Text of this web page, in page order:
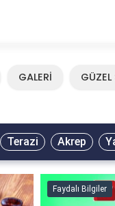
GALERİ GÜZEL
Terazi Akrep
Faydalı Bilgiler